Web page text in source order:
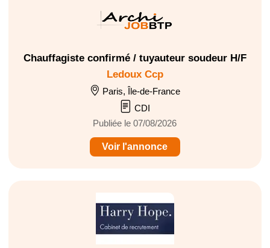
Chauffagiste confirmé / tuyauteur soudeur H/F
Ledoux Ccp
Paris, Île-de-France
CDI
Publiée le 07/08/2026
Voir l'annonce